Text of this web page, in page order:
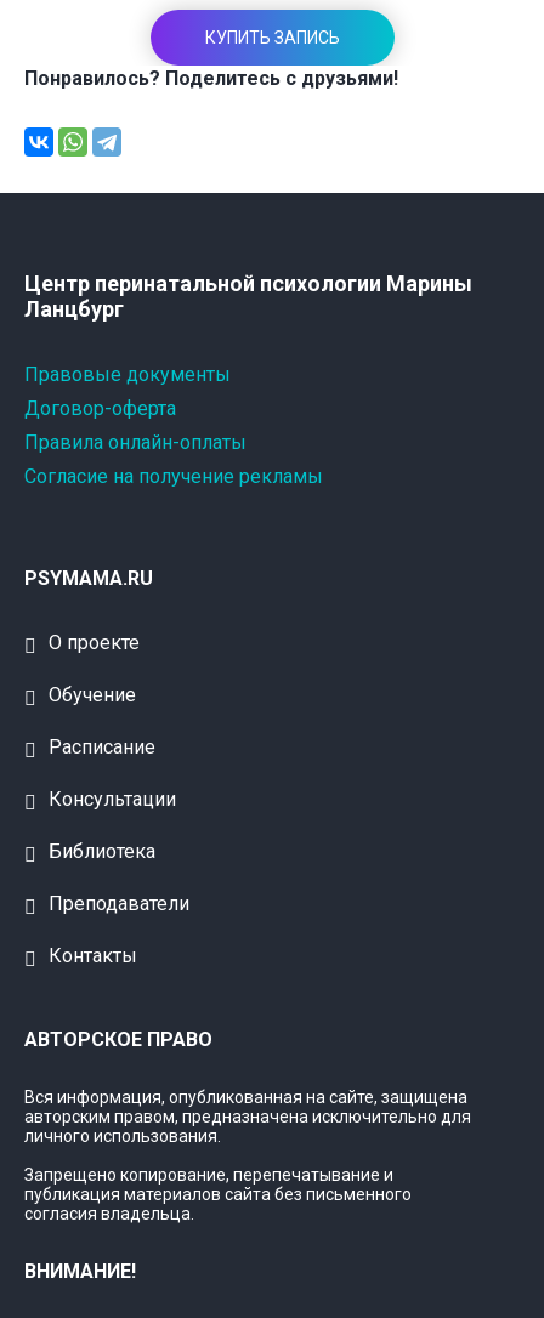
КУПИТЬ ЗАПИСЬ
Понравилось? Поделитесь с друзьями!
Центр перинатальной психологии Марины
Ланцбург
Правовые документы
Договор-оферта
Правила онлайн-оплаты
Согласие на получение рекламы
PSYMAMA.RU
О проекте
Обучение
Расписание
Консультации
Библиотека
Преподаватели
Контакты
АВТОРСКОЕ ПРАВО
Вся информация, опубликованная на сайте, защищена
авторским правом, предназначена исключительно для
личного использования.
Запрещено копирование, перепечатывание и
публикация материалов сайта без письменного
согласия владельца.
ВНИМАНИЕ!